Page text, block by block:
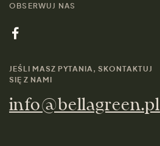
OBSERWUJ NAS
JEŚLI MASZ PYTANIA, SKONTAKTUJ
SIĘ Z NAMI
info@bellagreen.pl